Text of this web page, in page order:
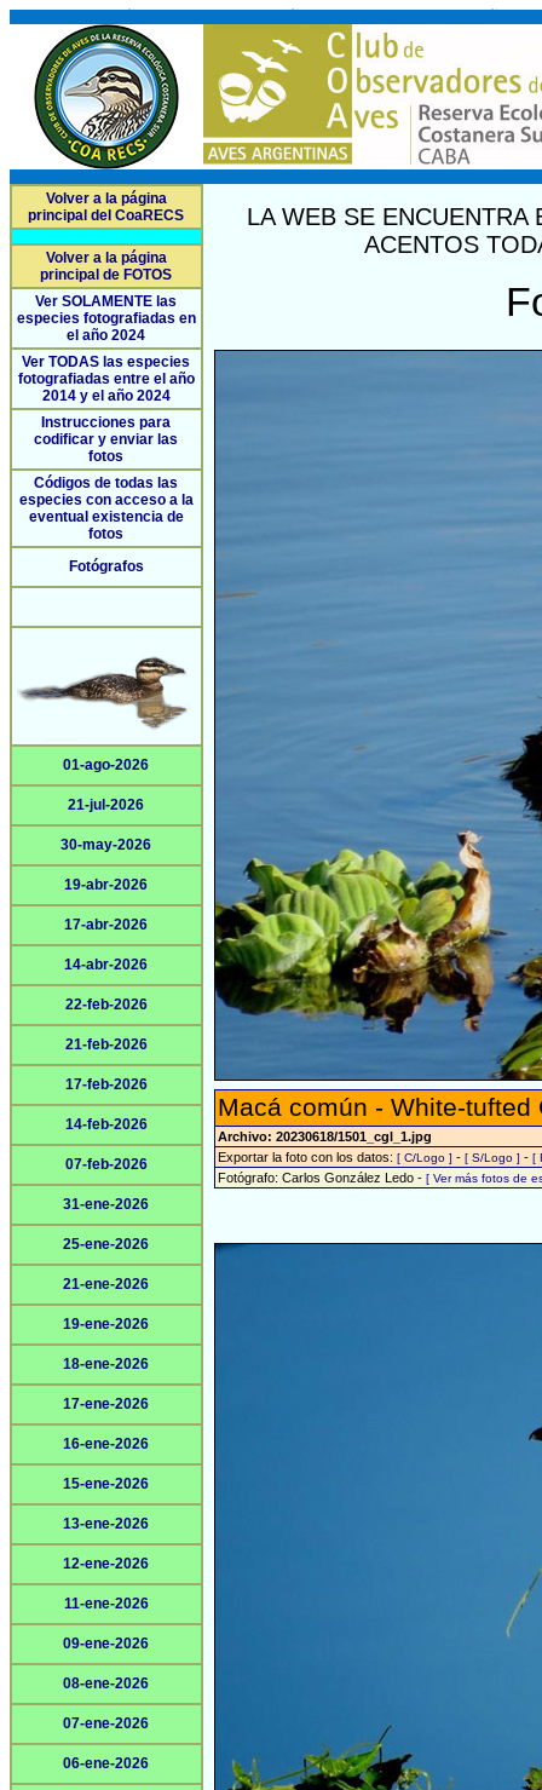
Volver a la página
principal del CoaRECS
Volver a la página
principal de FOTOS
Ver SOLAMENTE las
especies fotografiadas en
el año 2024
Ver TODAS las especies
fotografiadas entre el año
2014 y el año 2024
Instrucciones para
codificar y enviar las
fotos
Códigos de todas las
especies con acceso a la
eventual existencia de
fotos
Fotógrafos
01-ago-2026
21-jul-2026
30-may-2026
19-abr-2026
17-abr-2026
14-abr-2026
22-feb-2026
21-feb-2026
17-feb-2026
14-feb-2026
07-feb-2026
31-ene-2026
25-ene-2026
21-ene-2026
19-ene-2026
18-ene-2026
17-ene-2026
16-ene-2026
15-ene-2026
13-ene-2026
12-ene-2026
11-ene-2026
09-ene-2026
08-ene-2026
07-ene-2026
06-ene-2026
LA WEB SE
ACENTOS
Macá común - White-
Archivo: 20230618/1501_cgl_1.jpg
Exportar la foto con los datos: [ C/Logo ] - [ S/Logo ] - [
Fotógrafo: Carlos González Ledo - [ Ver más fotos de